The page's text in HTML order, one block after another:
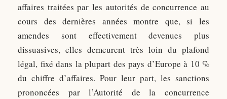
affaires traitées par les autorités de concurrence au
cours des dernières années montre que, si les
amendes sont effectivement devenues plus
dissuasives, elles demeurent très loin du plafond
légal, fixé dans la plupart des pays d’Europe à 10 %
du chiffre d’affaires. Pour leur part, les sanctions
prononcées par l’Autorité de la concurrence